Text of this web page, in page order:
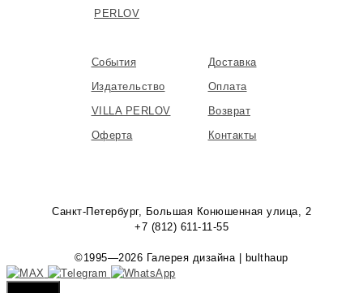
PERLOV
События
Издательство
VILLA PERLOV
Оферта
Доставка
Оплата
Возврат
Контакты
Санкт-Петербург, Большая Конюшенная улица, 2
+7 (812) 611-11-55
©1995—2026 Галерея дизайна | bulthaup